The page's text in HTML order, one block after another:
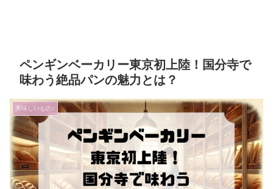
ペンギンベーカリー東京初上陸！国分寺で
味わう絶品パンの魅力とは？
美味しいもの♪